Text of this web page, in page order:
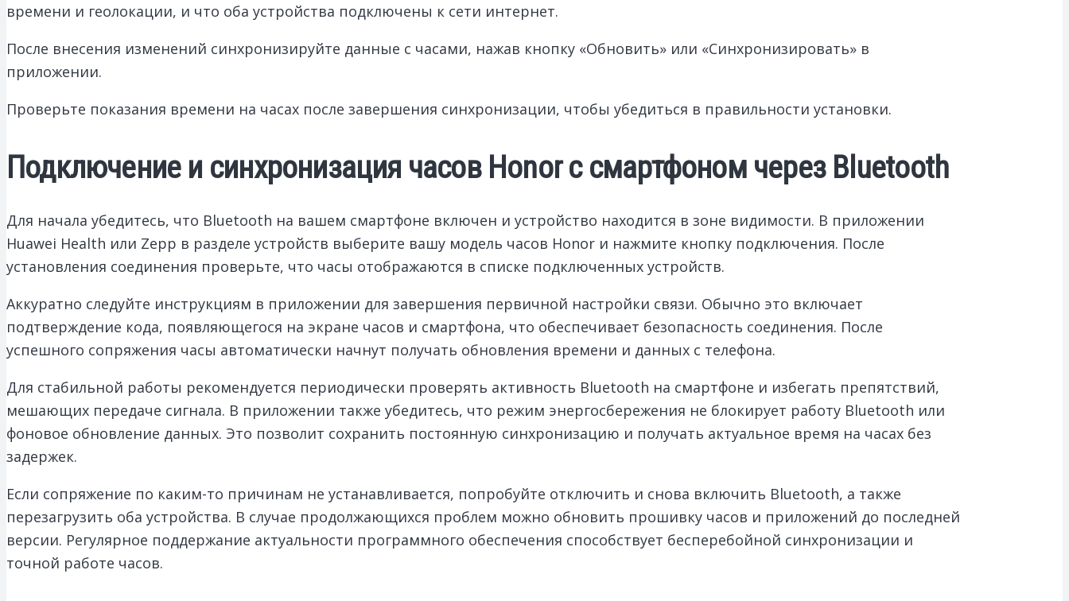
времени и геолокации, и что оба устройства подключены к сети интернет.
После внесения изменений синхронизируйте данные с часами, нажав кнопку «Обновить» или «Синхронизировать» в
приложении.
Проверьте показания времени на часах после завершения синхронизации, чтобы убедиться в правильности установки.
Подключение и синхронизация часов Honor с смартфоном через Bluetooth
Для начала убедитесь, что Bluetooth на вашем смартфоне включен и устройство находится в зоне видимости. В приложении
Huawei Health или Zepp в разделе устройств выберите вашу модель часов Honor и нажмите кнопку подключения. После
установления соединения проверьте, что часы отображаются в списке подключенных устройств.
Аккуратно следуйте инструкциям в приложении для завершения первичной настройки связи. Обычно это включает
подтверждение кода, появляющегося на экране часов и смартфона, что обеспечивает безопасность соединения. После
успешного сопряжения часы автоматически начнут получать обновления времени и данных с телефона.
Для стабильной работы рекомендуется периодически проверять активность Bluetooth на смартфоне и избегать препятствий,
мешающих передаче сигнала. В приложении также убедитесь, что режим энергосбережения не блокирует работу Bluetooth или
фоновое обновление данных. Это позволит сохранить постоянную синхронизацию и получать актуальное время на часах без
задержек.
Если сопряжение по каким-то причинам не устанавливается, попробуйте отключить и снова включить Bluetooth, а также
перезагрузить оба устройства. В случае продолжающихся проблем можно обновить прошивку часов и приложений до последней
версии. Регулярное поддержание актуальности программного обеспечения способствует бесперебойной синхронизации и
точной работе часов.